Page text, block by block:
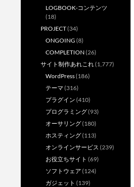
LOGBOOK-コンテンツ
(18)
PROJECT(34)
ONGOING (8)
COMPLETION (26)
サイト制作あれこれ(1,777)
WordPress(186)
テーマ (316)
プラグイン (410)
プログラミング(93)
オーサリング(180)
ホスティング(113)
オンラインサービス (239)
お役立ちサイト (69)
ソフトウェア (124)
ガジェット (139)